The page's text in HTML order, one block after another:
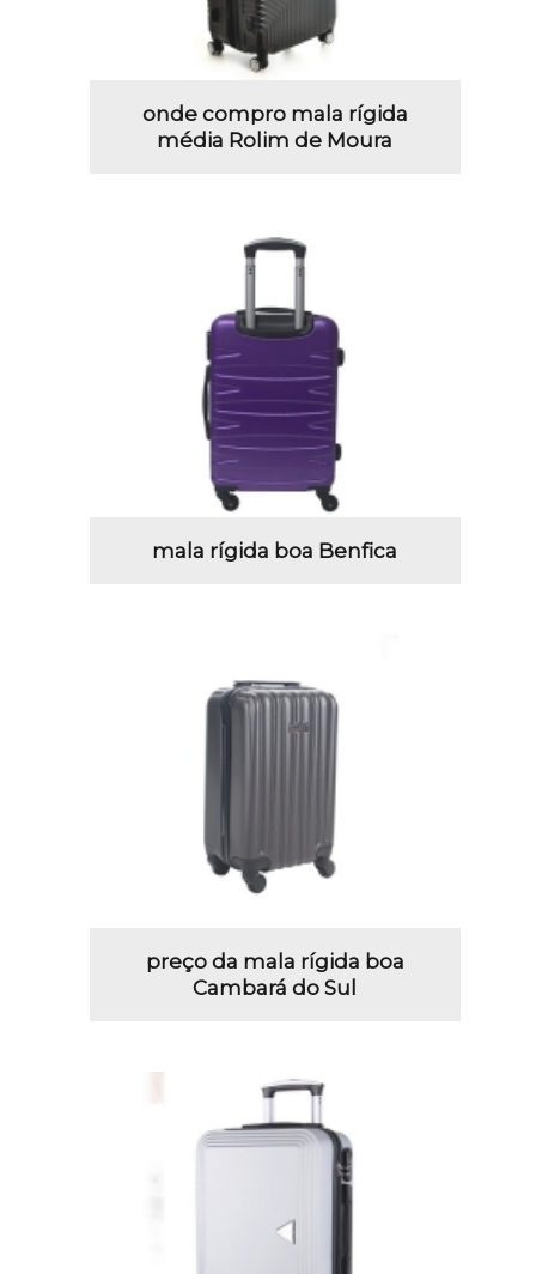
onde compro mala rígida
média Rolim de Moura
mala rígida boa Benfica
preço da mala rígida boa
Cambará do Sul